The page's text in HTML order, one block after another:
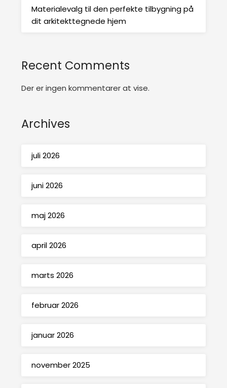
Materialevalg til den perfekte tilbygning på
dit arkitekttegnede hjem
Recent Comments
Der er ingen kommentarer at vise.
Archives
juli 2026
juni 2026
maj 2026
april 2026
marts 2026
februar 2026
januar 2026
november 2025